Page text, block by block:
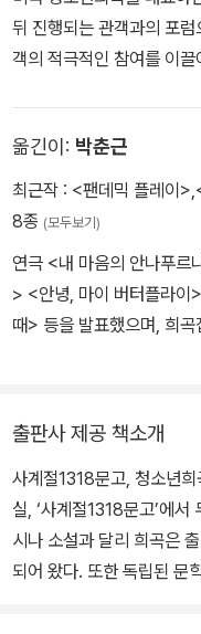
뒤 진행되는 관객과의 포
객의 적극적인 참여를 이
(2006), 『Brave No
극연합(AATE)에서 수여
았다. 2008년에는 청소년
옮긴이: 박춘근
최근작 : <팬데믹 플레이>
8종 (모두보기)
연극 <내 마음의 안나푸르
> <안녕, 마이 버터플라
때> 등을 발표했으며, 희곡
출판사 제공 책소개
사계절1318문고, 청소년
실, ‘사계절1318문고’에
시나 소설과 달리 희곡은
되어 왔다. 또한 독립된 문